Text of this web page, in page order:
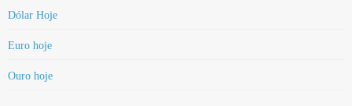
Dólar Hoje
Euro hoje
Ouro hoje